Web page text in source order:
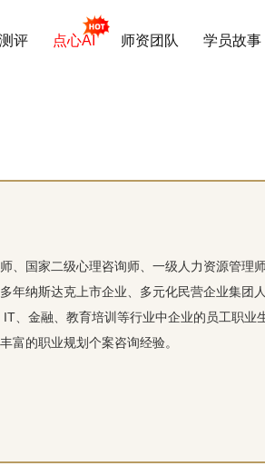
评 点心AI 师资团队 学员故事
、国家二级心理咨询师、一级人力资源管理
年纳斯达克上市企业、多元化民营企业集团
、金融、教育培训等行业中企业的员工职业
富的职业规划个案咨询经验。